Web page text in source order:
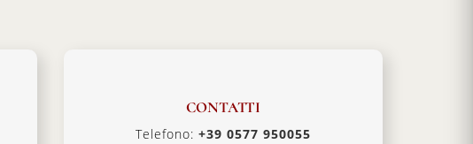
CONTATTI
Telefono: +39 0577 950055